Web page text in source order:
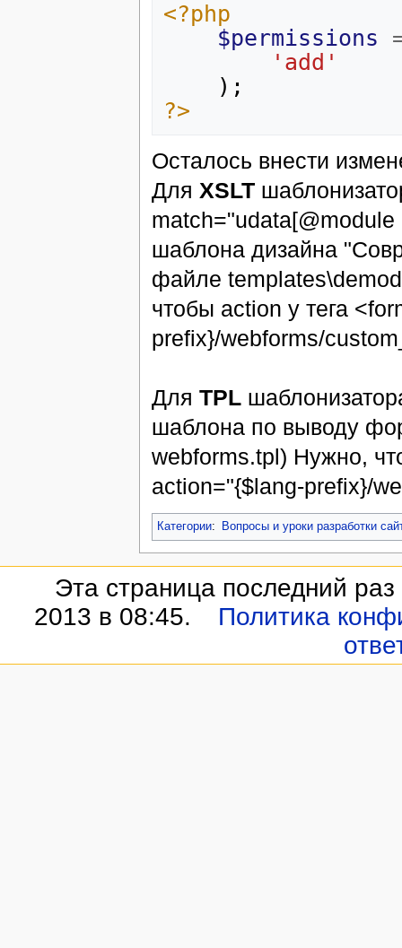
<?php
$permissions
'add'
);
?>
Осталось внести
Для XSLT
шаблона дизайна
файле
чтобы action у тега
prefix}/webforms/
Для TPL
шаблона по выводу
webforms.tpl) Нужно,
action="{$lang-prefix}/
Категории: Вопросы и уроки разработки
Эта страница последний
2013 в 08:45.
Политика